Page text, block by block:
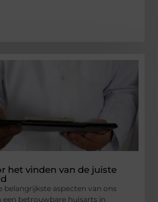
het vinden van de juiste
belangrijkste aspecten van ons
een betrouwbare huisarts in